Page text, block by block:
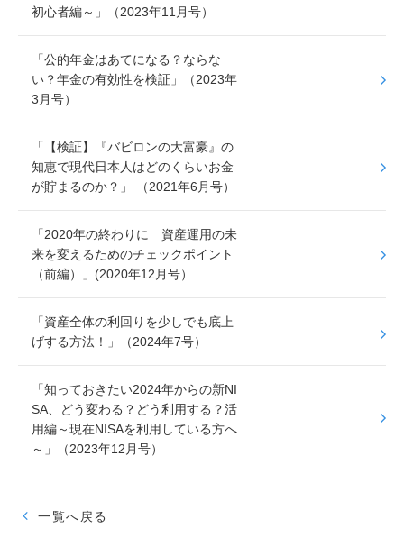
初心者編～」（2023年11月号）
「公的年金はあてになる？ならな
い？年金の有効性を検証」（2023年
3月号）
「【検証】『バビロンの大富豪』の
知恵で現代日本人はどのくらいお金
が貯まるのか？」 （2021年6月号）
「2020年の終わりに 資産運用の未
来を変えるためのチェックポイント
（前編）」(2020年12月号）
「資産全体の利回りを少しでも底上
げする方法！」（2024年7号）
「知っておきたい2024年からの新NI
SA、どう変わる？どう利用する？活
用編～現在NISAを利用している方へ
～」（2023年12月号）
一覧へ戻る